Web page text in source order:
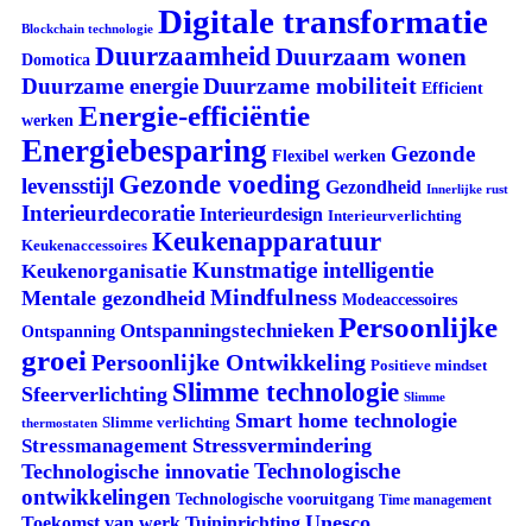
Blockchain technologie Digitale transformatie
Domotica Duurzaamheid Duurzaam wonen
Duurzame energieDuurzame mobiliteit Efficient
werken Energie-efficiëntie
Energiebesparing Flexibel werken Gezonde
levensstijl Gezonde voeding Gezondheid Innerlijke rust
Interieurdecoratie Interieurdesign Interieurverlichting
Keukenaccessoires Keukenapparatuur
Keukenorganisatie Kunstmatige intelligentie
Mentale gezondheid Mindfulness Modeaccessoires
Ontspanning Ontspanningstechnieken Persoonlijke
groei Persoonlijke Ontwikkeling Positieve mindset
Sfeerverlichting Slimme technologie Slimme
thermostaten Slimme verlichting Smart home technologie
Stressmanagement Stressvermindering
Technologische innovatie Technologische
ontwikkelingen Technologische vooruitgang Time management